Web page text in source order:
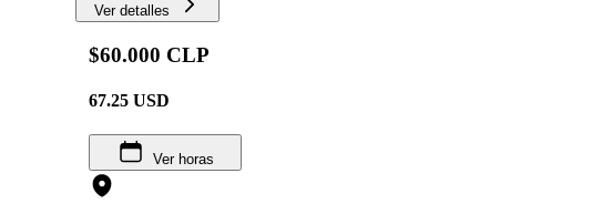
Ver detalles
$60.000 CLP
67.25 USD
Ver horas